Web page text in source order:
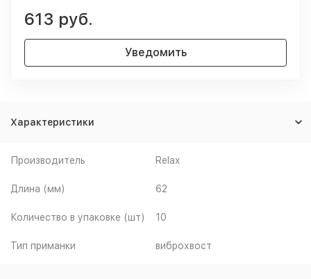
613 руб.
Уведомить
Характеристики
Производитель Relax
Длина (мм) 62
Количество в упаковке (шт) 10
Тип приманки виброхвост